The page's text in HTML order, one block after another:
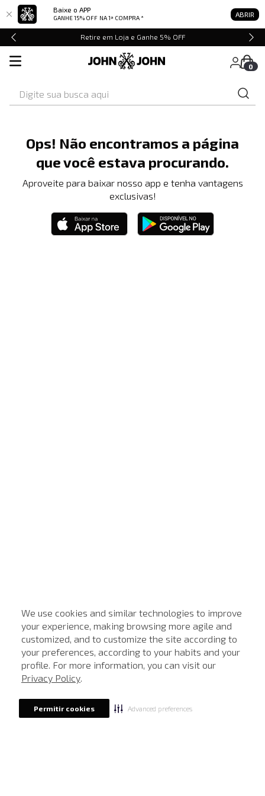
Baixe o APP
GANHE 15% OFF NA 1ª COMPRA * ABRIR
We use cookies and similar technologies to improve
your experience, making browsing more agile and
customized, and to customize the site according to
your preferences, according to your habits and your
profile. For more information, you can visit our
Privacy Policy.
Permitir cookies Advanced preferences
Retire em Loja e Ganhe 5% OFF
0
Ops! Não encontramos a página
que você estava procurando.
Aproveite para baixar nosso app e tenha vantagens
exclusivas!